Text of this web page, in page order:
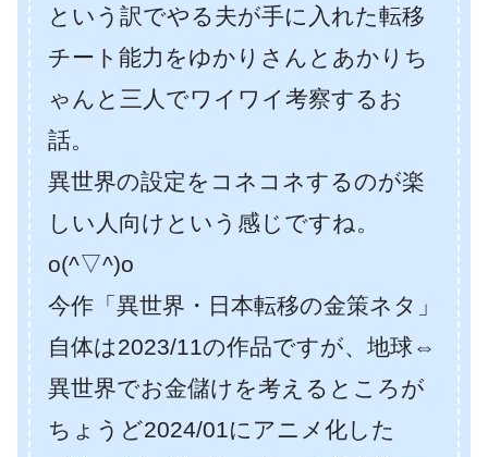
という訳でやる夫が手に入れた転移
チート能力をゆかりさんとあかりち
ゃんと三人でワイワイ考察するお
話。
異世界の設定をコネコネするのが楽
しい人向けという感じですね。
o(^▽^)o
今作「異世界・日本転移の金策ネタ」
自体は2023/11の作品ですが、地球⇔
異世界でお金儲けを考えるところが
ちょうど2024/01にアニメ化した